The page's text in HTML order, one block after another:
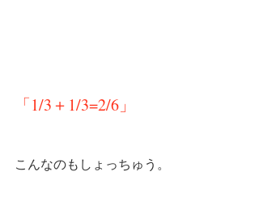
「1/3＋1/3=2/6」
こんなのもしょっちゅう。